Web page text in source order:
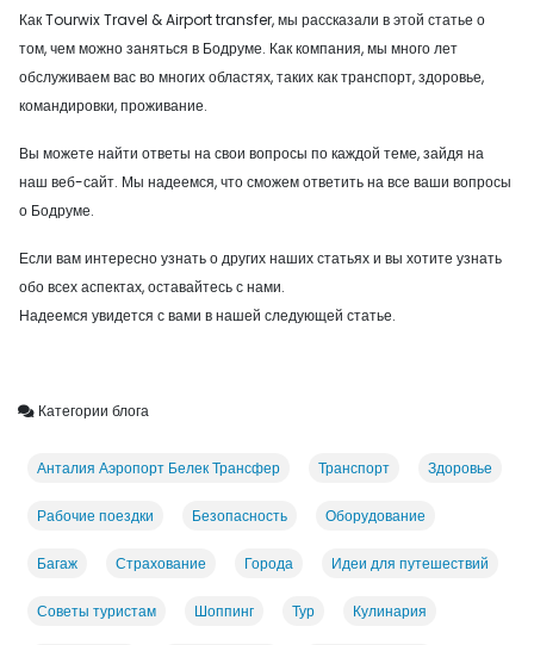
Как Tourwix Travel & Airport transfer, мы рассказали в этой статье о
том, чем можно заняться в Бодруме. Как компания, мы много лет
обслуживаем вас во многих областях, таких как транспорт, здоровье,
командировки, проживание.
Вы можете найти ответы на свои вопросы по каждой теме, зайдя на
наш веб-сайт. Мы надеемся, что сможем ответить на все ваши вопросы
о Бодруме.
Если вам интересно узнать о других наших статьях и вы хотите узнать
обо всех аспектах, оставайтесь с нами.
Надеемся увидется с вами в нашей следующей статье.
Категории блога
Анталия Аэропорт Белек Трансфер Транспорт Здоровье
Рабочие поездки Безопасность Оборудование
Багаж Страхование Города Идеи для путешествий
Советы туристам Шоппинг Тур Кулинария